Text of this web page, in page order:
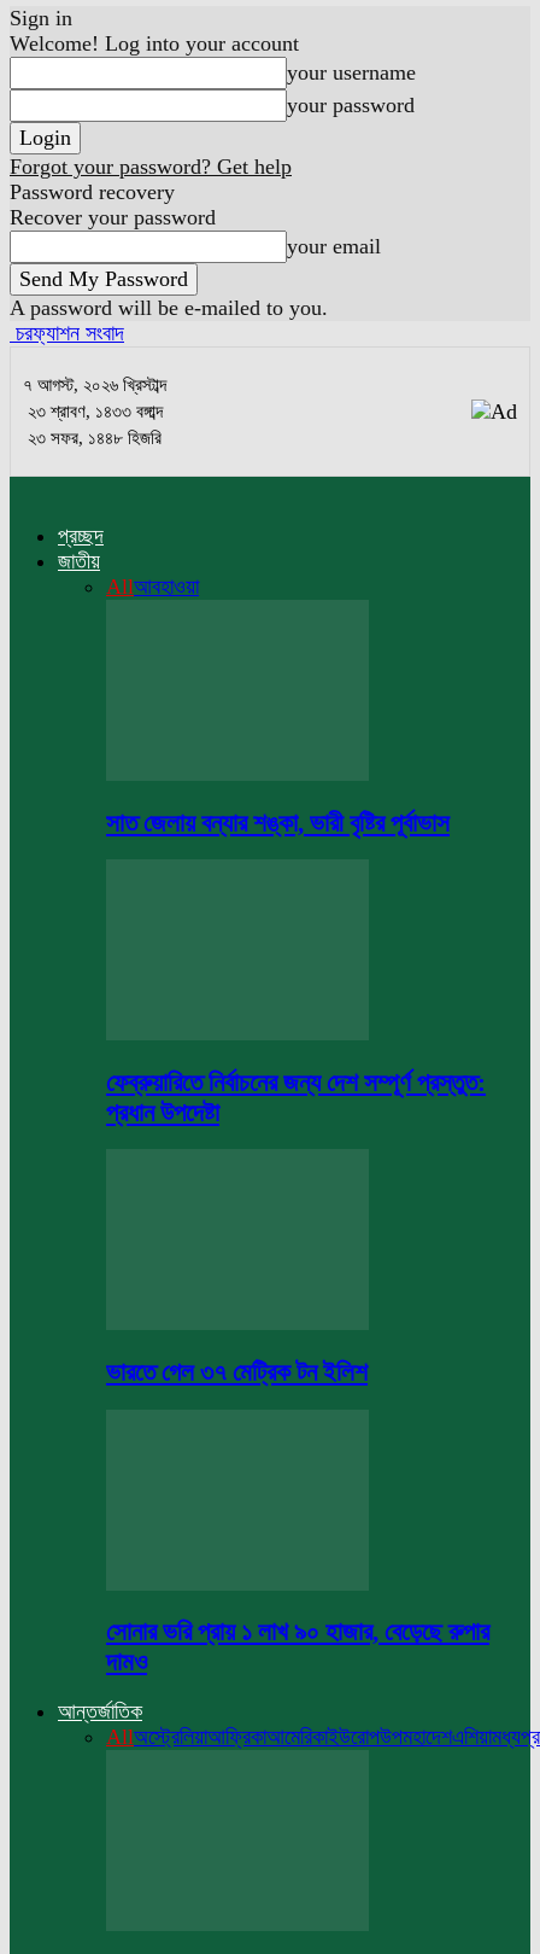
Sign in
Welcome! Log into your account
your username
your password
Forgot your password? Get help
Password recovery
Recover your password
your email
A password will be e-mailed to you.
চরফ্যাশন সংবাদ
৭ আগস্ট, ২০২৬ খ্রিস্টাব্দ
২৩ শ্রাবণ, ১৪৩৩ বঙ্গাব্দ
২৩ সফর, ১৪৪৮ হিজরি
প্রচ্ছদ
জাতীয়
Allআবহাওয়া
সাত জেলায় বন্যার শঙ্কা, ভারী বৃষ্টির পূর্বাভাস
ফেব্রুয়ারিতে নির্বাচনের জন্য দেশ সম্পূর্ণ প্রস্তুত:
প্রধান উপদেষ্টা
ভারতে গেল ৩৭ মেট্রিক টন ইলিশ
সোনার ভরি প্রায় ১ লাখ ৯০ হাজার, বেড়েছে রুপার
দামও
আন্তর্জাতিক
Allঅস্ট্রেলিয়াআফ্রিকাআমেরিকাইউরোপউপমহাদেশএশিয়া